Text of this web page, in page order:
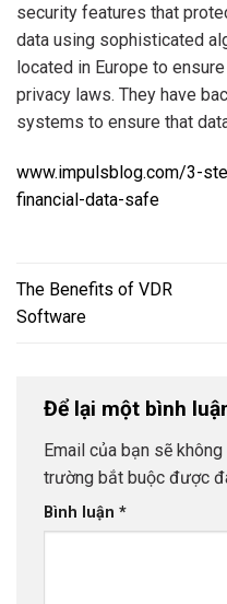
security features that
data using sophisticated
located in Europe to
privacy laws. They have
systems to ensure that
www.impulsblog.com/3-
financial-data-safe
The Benefits of VDR
Software
Để lại một bình
Email của bạn sẽ
trường bắt buộc được
Bình luận *